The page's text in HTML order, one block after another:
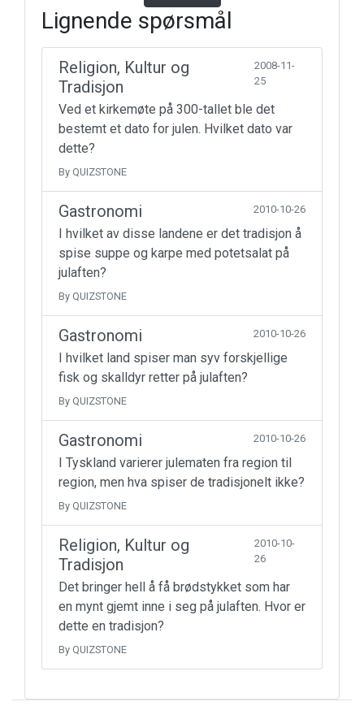
Lignende spørsmål
Religion, Kultur og
Tradisjon
2008-11-
25
Ved et kirkemøte på 300-tallet ble det
bestemt et dato for julen. Hvilket dato var
dette?
By QUIZSTONE
Gastronomi 2010-10-26
I hvilket av disse landene er det tradisjon å
spise suppe og karpe med potetsalat på
julaften?
By QUIZSTONE
Gastronomi 2010-10-26
I hvilket land spiser man syv forskjellige
fisk og skalldyr retter på julaften?
By QUIZSTONE
Gastronomi 2010-10-26
I Tyskland varierer julematen fra region til
region, men hva spiser de tradisjonelt ikke?
By QUIZSTONE
Religion, Kultur og
Tradisjon
2010-10-
26
Det bringer hell å få brødstykket som har
en mynt gjemt inne i seg på julaften. Hvor er
dette en tradisjon?
By QUIZSTONE